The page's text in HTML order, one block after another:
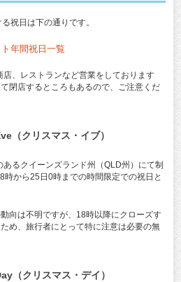
祝日は下の通りです。
年間祝日一覧
、レストランなど営業をしております
閉店するところもあるので、ご注意くだ
（クリスマス・イブ）
るクイーンズランド州（QLD州）にて制
から25日0時までの時間限定での祝日と
向は不明ですが、18時以降にクローズす
め、旅行者にとって特に注意は必要の無
（クリスマス・デイ）